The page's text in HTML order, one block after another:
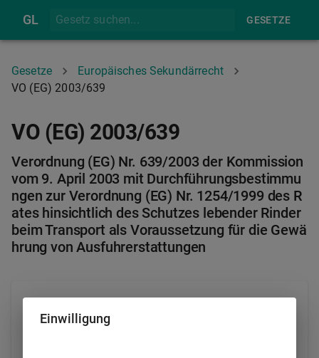
GL GESETZE
Gesetze
Europäisches Sekundärrecht
VO (EG) 2003/639
VO (EG) 2003/639
Verordnung (EG) Nr. 639/2003 der Kommission
vom 9. April 2003 mit Durchführungsbestimmu
ngen zur Verordnung (EG) Nr. 1254/1999 des R
ates hinsichtlich des Schutzes lebender Rinder
beim Transport als Voraussetzung für die Gewä
hrung von Ausfuhrerstattungen
Informationen
Einwilligung